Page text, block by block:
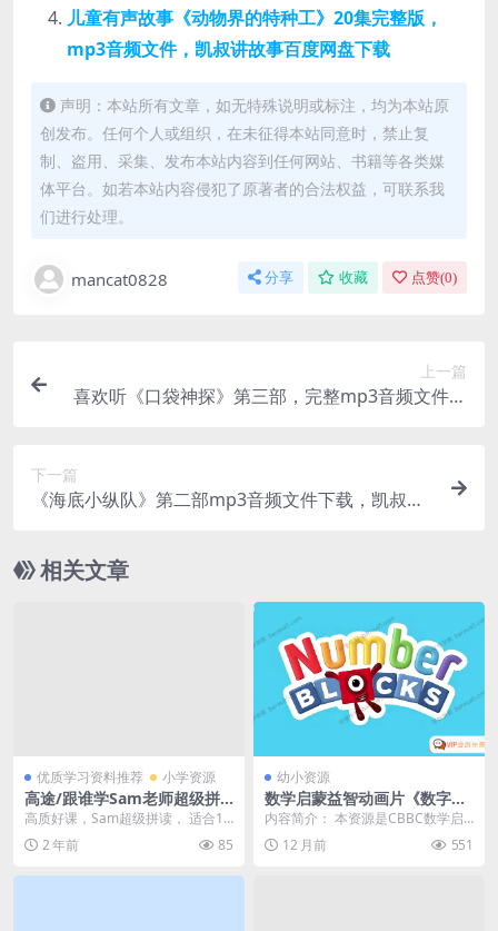
儿童有声故事《动物界的特种工》20集完整版，
mp3音频文件，凯叔讲故事百度网盘下载
声明：本站所有文章，如无特殊说明或标注，均为本站原
创发布。任何个人或组织，在未征得本站同意时，禁止复
制、盗用、采集、发布本站内容到任何网站、书籍等各类媒
体平台。如若本站内容侵犯了原著者的合法权益，可联系我
们进行处理。
mancat0828 分享 收藏 点赞(0)
上一篇
喜欢听《口袋神探》第三部，完整mp3音频文件，
下一篇
《海底小纵队》第二部mp3音频文件下载，凯叔讲
相关文章
优质学习资料推荐 小学资源
高途/跟谁学Sam老师超级拼
读课程 网盘下载，适合1-6年
高质好课，Sam超级拼读， 适合1-
6年级零基础学习字母，音标Sam老
师课程听完...
2 年前 85
幼小资源
数学启蒙益智动画片《数字积
木Numberblocks》第五季全
下载
内容简介： 本资源是CBBC数学启
蒙益智动画片《数字积木 Numberb
lock...12 月前 551